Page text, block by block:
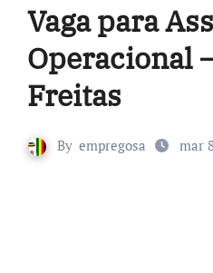
Vaga para
Operacional
Freitas
By empregosa mar